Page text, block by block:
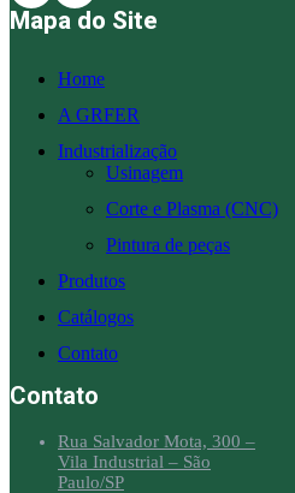
Mapa do Site
Home
A GRFER
Industrialização
Usinagem
Corte e Plasma (CNC)
Pintura de peças
Produtos
Catálogos
Contato
Contato
Rua Salvador Mota, 300 –
Vila Industrial – São
Paulo/SP